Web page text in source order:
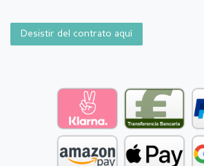
Desistir del contrato aquí